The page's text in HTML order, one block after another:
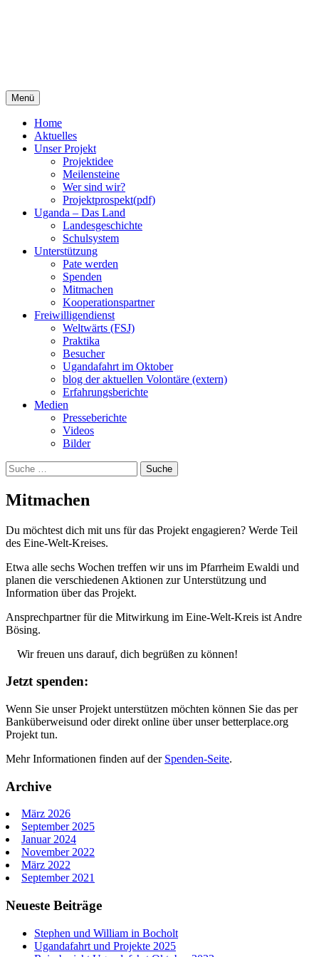
Menü Springe
zum
Inhalt
Home
Aktuelles
Unser Projekt
Projektidee
Meilensteine
Wer sind wir?
Projektprospekt(pdf)
Uganda – Das Land
Landesgeschichte
Schulsystem
Unterstützung
Pate werden
Spenden
Mitmachen
Kooperationspartner
Freiwilligendienst
Weltwärts (FSJ)
Praktika
Besucher
Ugandafahrt im Oktober
blog der aktuellen Volontäre (extern)
Erfahrungsberichte
Medien
Presseberichte
Videos
Bilder
Suche
nach:
Mitmachen
Du möchtest dich mit uns für das Projekt engagieren? Werde Teil
des Eine-Welt-Kreises.
Etwa alle sechs Wochen treffen wir uns im Pfarrheim Ewaldi und
planen die verschiedenen Aktionen zur Unterstützung und
Information über das Projekt.
Ansprechpartner für die Mitwirkung im Eine-Welt-Kreis ist Andre
Bösing.
Wir freuen uns darauf, dich begrüßen zu können!
Jetzt spenden:
Wenn Sie unser Projekt unterstützen möchten können Sie das per
Banküberweisund oder direkt online über unser betterplace.org
Projekt tun.
Mehr Informationen finden auf der Spenden-Seite.
Archive
März 2026
September 2025
Januar 2024
November 2022
März 2022
September 2021
Neueste Beiträge
Stephen und William in Bocholt
Ugandafahrt und Projekte 2025